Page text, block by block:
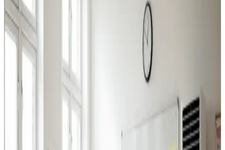
Industriventilation